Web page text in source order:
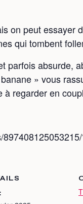
on peut essayer
qui tombent
parfois absurde,
» vous
à regarder en